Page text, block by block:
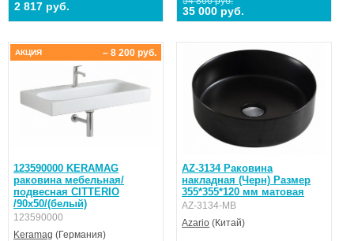
2 817 руб. 35 000 руб.
123590000 KERAMAG
раковина мебельная/
подвесная CITTERIO
/90x50/(белый)
123590000
Keramag (Германия)
– 8 200 руб.
АКЦИЯ
AZ-3134 Раковина
накладная (Черн) Размер
355*355*120 мм матовая
AZ-3134-MB
Azario (Китай)